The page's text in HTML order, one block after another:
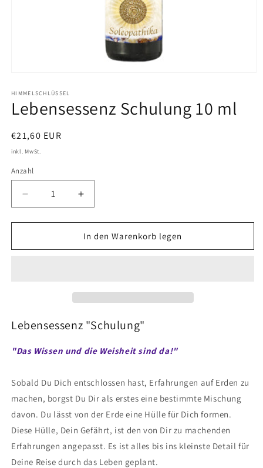
in
Modal
öffnen
HIMMELSCHLÜSSEL
Lebensessenz Schulung 10 ml
Normaler
Preis
€21,60 EUR
inkl. MwSt.
Anzahl
Verringere
die
Menge
Lebensessenz
Erhöhe
die
Menge
für
Lebensessenz
In den Warenkorb legen
Lebensessenz "Schulung"
"Das Wissen und die Weisheit sind da!"
Sobald Du Dich entschlossen hast, Erfahrungen auf Erden zu
machen, borgst Du Dir als erstes eine bestimmte Mischung
davon. Du lässt von der Erde eine Hülle für Dich formen.
Diese Hülle, Dein Gefährt, ist den von Dir zu machenden
Erfahrungen angepasst. Es ist alles bis ins kleinste Detail für
Deine Reise durch das Leben geplant.